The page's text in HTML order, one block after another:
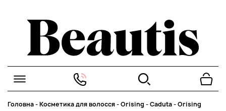
Головна-Косметика для волосся-Orising -Caduta-Orising